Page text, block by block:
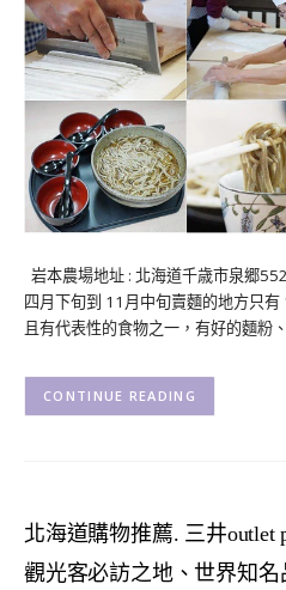
岩本農場地址 : 北海道千歳市泉郷
四月下旬到 11月中旬賣麵的地方只
且有代表性的食物之一，有好的麵粉
CONTINUE READING
北海道購物推薦. 三井outlet
觀光客必訪之地、世界知